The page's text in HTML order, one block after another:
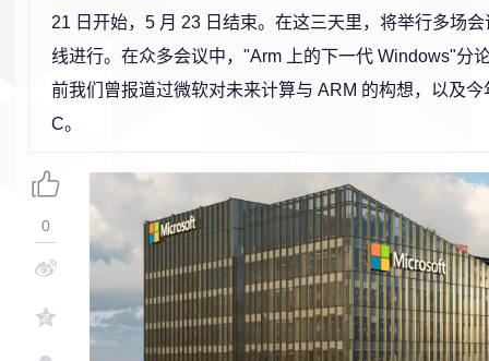
21 日开始，5 月 23 日结束。在这三天里，将举行多场
线进行。在众多会议中，"Arm 上的下一代 Windows"分
前我们曾报道过微软对未来计算与 ARM 的构想，以及
C。
0